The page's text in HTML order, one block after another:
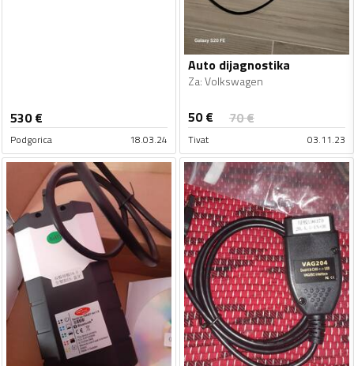
530€
Podgorica 18.03.24
Auto dijagnostika
Za:Volkswagen
50€ 70€
Tivat 03.11.23